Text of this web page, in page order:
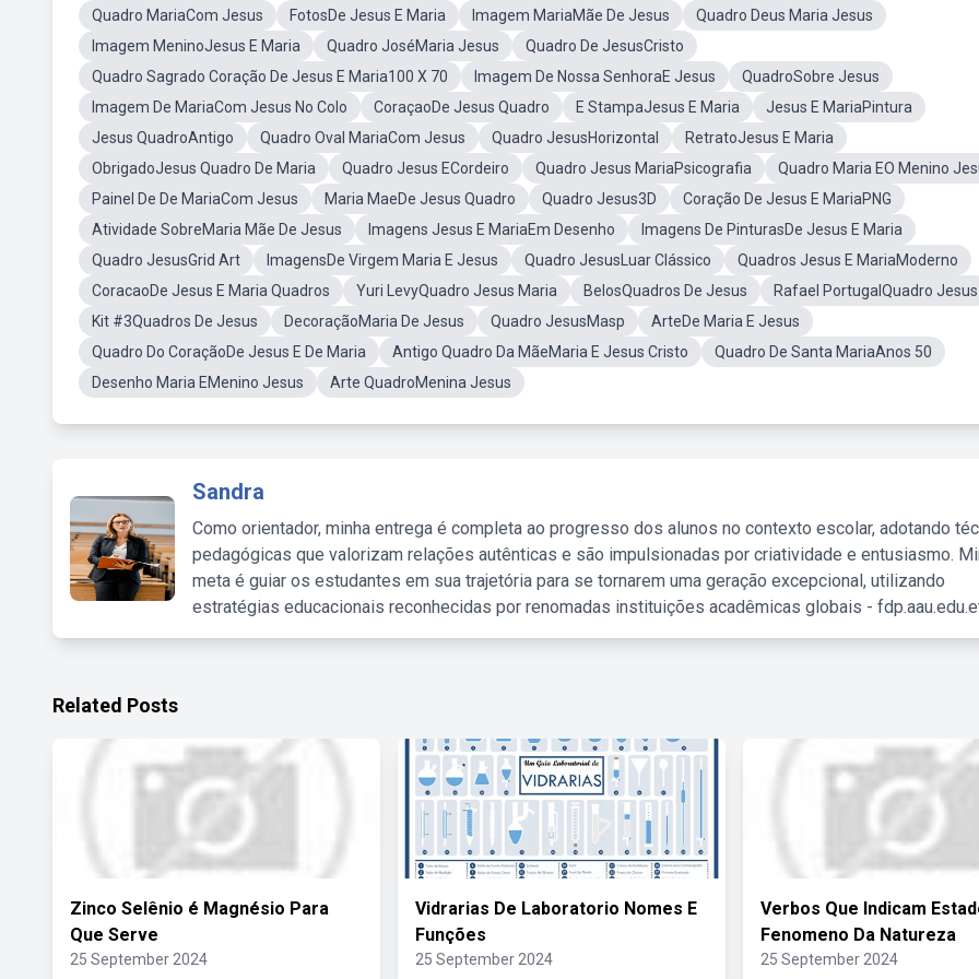
Quadro MariaCom Jesus FotosDe Jesus E Maria Imagem MariaMãe De Jesus
Quadro Deus Maria Jesus
Imagem MeninoJesus E Maria
Quadro JoséMaria Jesus
Quadro De JesusCristo
Quadro Sagrado Coração De Jesus E Maria100 X 70
Imagem De Nossa SenhoraE Jesus
QuadroSobre Jesus
Imagem De MariaCom Jesus No Colo
CoraçaoDe Jesus Quadro E StampaJesus E Maria
Jesus E MariaPintura
Jesus QuadroAntigo
Quadro Oval MariaCom Jesus Quadro JesusHorizontal
RetratoJesus E Maria
ObrigadoJesus Quadro De Maria
Quadro Jesus ECordeiro Quadro Jesus MariaPsicografia
Quadro Maria EO Menino
Painel De De MariaCom Jesus
Maria MaeDe Jesus Quadro Quadro Jesus3D
Coração De Jesus E MariaPNG
Atividade SobreMaria Mãe De Jesus
Imagens Jesus E MariaEm Desenho
Imagens De PinturasDe Jesus E Maria
Quadro JesusGrid Art
ImagensDe Virgem Maria E Jesus Quadro JesusLuar Clássico
Quadros Jesus E MariaModerno
CoracaoDe Jesus E Maria Quadros
Yuri LevyQuadro Jesus Maria BelosQuadros De Jesus
Rafael PortugalQuadro Jesus
Kit #3Quadros De Jesus
DecoraçãoMaria De Jesus Quadro JesusMasp
ArteDe Maria E Jesus
Quadro Do CoraçãoDe Jesus E De Maria
Antigo Quadro Da MãeMaria E Jesus Cristo
Quadro De Santa MariaAnos 50
Desenho Maria EMenino Jesus
Arte QuadroMenina Jesus
Sandra
Como orientador, minha entrega é completa ao progresso dos alunos no contexto escolar, adotando
pedagógicas que valorizam relações autênticas e são impulsionadas por criatividade e entusiasmo.
meta é guiar os estudantes em sua trajetória para se tornarem uma geração excepcional, utilizando
estratégias educacionais reconhecidas por renomadas instituições acadêmicas globais -
Related Posts
Zinco Selênio é Magnésio Para
Que Serve
25 September 2024
Vidrarias De Laboratorio Nomes E
Funções
25 September 2024
Verbos Que Indicam
Fenomeno Da Natureza
25 September 2024